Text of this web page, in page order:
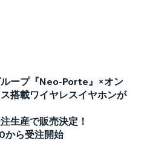
ープ『Neo-Porte』×オン
搭載ワイヤレスイヤホンが
生産で販売決定！
から受注開始